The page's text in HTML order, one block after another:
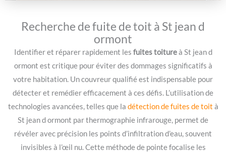
Recherche de fuite de toit à St jean d
ormont
Identifier et réparer rapidement les fuites toitureà St jean d
ormont est critique pour éviter des dommages significatifs à
votre habitation. Un couvreur qualifié est indispensable pour
détecter et remédier efficacement à ces défis. L’utilisation de
technologies avancées, telles que la détection de fuites de toit à
St jean d ormont par thermographie infrarouge, permet de
révéler avec précision les points d’infiltration d’eau, souvent
invisibles à l’œil nu. Cette méthode de pointe focalise les